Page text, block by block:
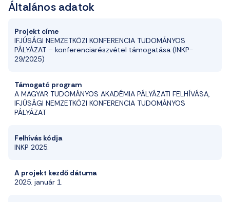
Általános adatok
Projekt címe
IFJÚSÁGI NEMZETKÖZI KONFERENCIA TUDOMÁNYOS
PÁLYÁZAT – konferenciarészvétel támogatása (INKP-
29/2025)
Támogató program
A MAGYAR TUDOMÁNYOS AKADÉMIA PÁLYÁZATI FELHÍVÁSA,
IFJÚSÁGI NEMZETKÖZI KONFERENCIA TUDOMÁNYOS
PÁLYÁZAT
Felhívás kódja
INKP 2025.
A projekt kezdő dátuma
2025. január 1.